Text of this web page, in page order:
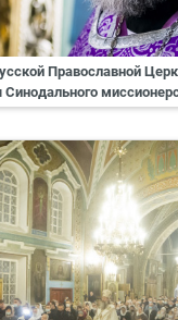
Православной
Синодального